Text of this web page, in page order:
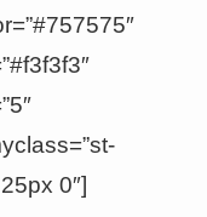
0″]